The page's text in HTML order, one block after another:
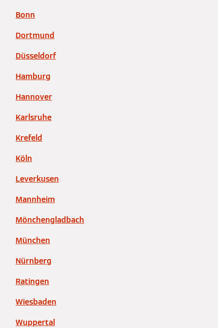
Bonn
Dortmund
Düsseldorf
Hamburg
Hannover
Karlsruhe
Krefeld
Köln
Leverkusen
Mannheim
Mönchengladbach
München
Nürnberg
Ratingen
Wiesbaden
Wuppertal